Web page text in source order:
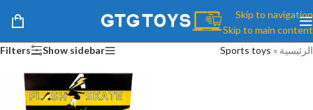
Skip to navigation
Skip to main content
الرئيسية »
Sports toys
Show sidebar
Filters